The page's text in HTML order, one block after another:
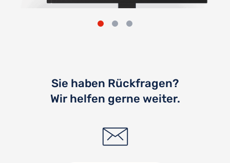
Sie haben Rückfragen?
Wir helfen gerne weiter.